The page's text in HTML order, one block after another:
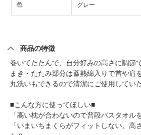
色 グレー
商品の特徴
巻いてたたんで、自分好みの高さに調節
まき・たたみ部分は蓄熱綿入りで首や肩
丸洗いもできるので清潔にご使用してい
■こんな方に使ってほしい■
「高い枕が合わないので普段バスタオル
「いまいちまくらがフィットしない。高